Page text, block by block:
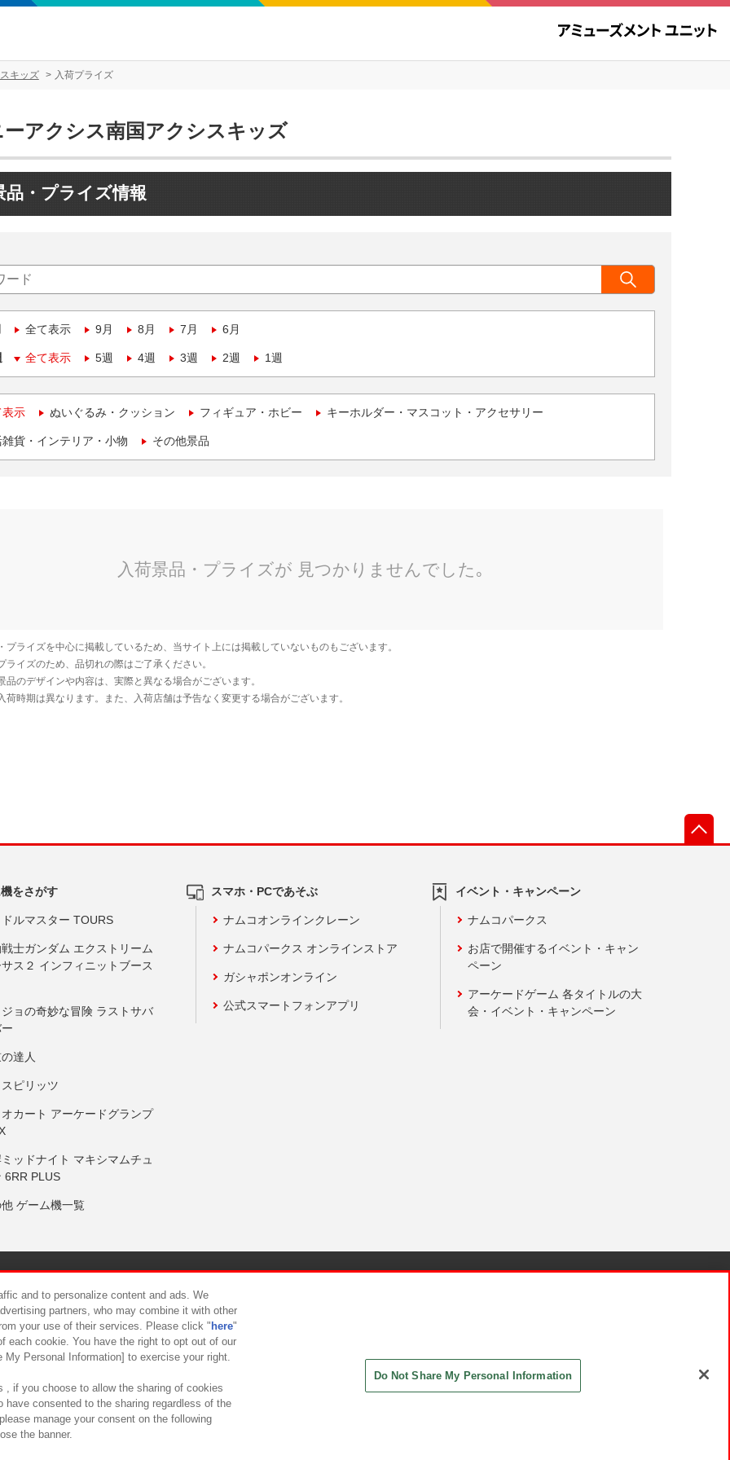
キッズ 入荷プライズ
ーアクシス南国アクシスキッズ
品・プライズ情報
全て表示 9月 8月 7月 6月
全て表示 5週 4週 3週 2週 1週
表示 ぬいぐるみ・クッション フィギュア・ホビー キーホルダー・マスコット・アクセサリー
貨・インテリア・小物 その他景品
をさがす
ルマスター TOURS
士ガンダム エクストリーム
ス２ インフィニットブース
ョの奇妙な冒険 ラストサバ
達人
ピリッツ
カート アーケードグランプ
ッドナイト マキシマムチュ
6RR PLUS
ゲーム機一覧
スマホ・PCであそぶ
ナムコオンラインクレーン
ナムコパークス オンラインストア
ガシャポンオンライン
公式スマートフォンアプリ
イベント・キャンペーン
ナムコパークス
お店で開催するイベント・キャン
ペーン
アーケードゲーム 各タイトルの大
会・イベント・キャンペーン
について カスタマーハラスメント対応方針
and to personalize content and ads. We
partners, who may combine it with other
your use of their services. Please click " here"
each cookie. You have the right to opt out of our
Personal Information] to exercise your right.
, if you choose to allow the sharing of cookies
have consented to the sharing regardless of the
manage your consent on the following
the banner.
Do Not Share My Personal Information